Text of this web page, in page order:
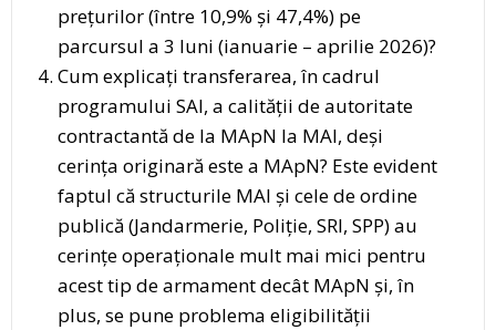
prețurilor (între 10,9% și 47,4%) pe
parcursul a 3 luni (ianuarie – aprilie 2026)?
Cum explicați transferarea, în cadrul
programului SAI, a calității de autoritate
contractantă de la MApN la MAI, deși
cerința originară este a MApN? Este evident
faptul că structurile MAI și cele de ordine
publică (Jandarmerie, Poliție, SRI, SPP) au
cerințe operaționale mult mai mici pentru
acest tip de armament decât MApN și, în
plus, se pune problema eligibilității